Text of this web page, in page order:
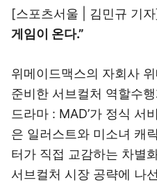
[스포츠서울 | 김민규 기
게임이 온다.”
위메이드맥스의 자회사
준비한 서브컬처 역할수
드라마 : MAD’가 정식 서
은 일러스트와 미소녀 캐
터가 직접 교감하는 차별
서브컬처 시장 공략에 나